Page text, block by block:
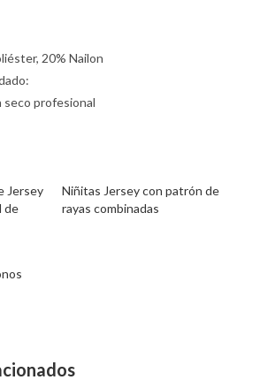
20% Nailon
seco profesional
Jersey
de
Niñitas Jersey con patrón de
rayas combinadas